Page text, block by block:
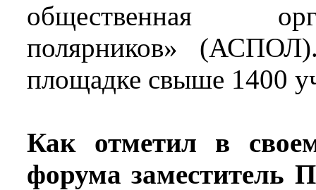
общественная
полярников»
площадке свыше 1400
Как отметил в
форума заместитель